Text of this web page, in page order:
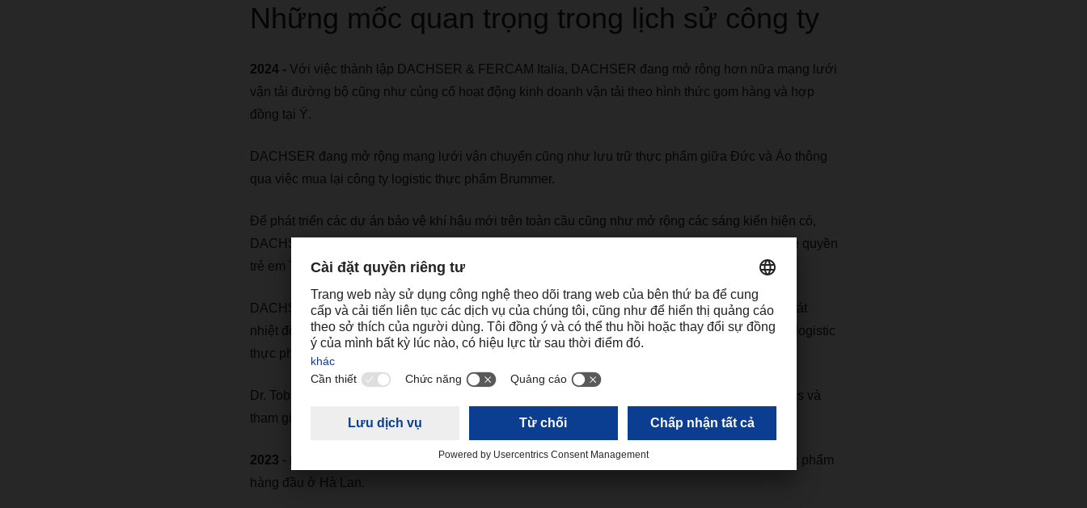
Những mốc quan trọng trong lịch sử công ty
2024 - Với việc thành lập DACHSER & FERCAM Italia, DACHSER đang mở rộng hơn nữa mạng lưới
vận tải đường bộ cũng như củng cố hoạt động kinh doanh vận tải theo hình thức gom hàng và hợp
đồng tại Ý.
DACHSER đang mở rộng mạng lưới vận chuyển cũng như lưu trữ thực phẩm giữa Đức và Áo thông
qua việc mua lại công ty logistic thực phẩm Brummer.
Để phát triển các dự án bảo vệ khí hậu mới trên toàn cầu cũng như mở rộng các sáng kiến hiện có,
DACHSER đã tham gia vào chương trình hành động vì khí hậu với myclimate và tổ chức bảo vệ quyền
trẻ em Terre des Hommes.
DACHSER đã hoàn tất quá trình mua lại Frigoscandia, nhà cung cấp dịch vụ logistic có kiểm soát
nhiệt độ và đông lạnh hàng đầu tại thị trường Bắc Âu. Bước đi này đã giúp mở rộng mạng lưới logistic
thực phẩm tại Châu Âu của DACHSER bao gồm cả các nước Bắc Âu.
Dr. Tobias Burger đã được bổ nhiệm làm Giám đốc điều hành (COO) mới của Air & Sea Logistics và
tham gia vào Ban điều hành DACHSER.
2023 - DACHSER mua lại công ty hậu cần thực phẩm Müller, sở hữu mạng lưới phân phối thực phẩm
hàng đầu ở Hà Lan.